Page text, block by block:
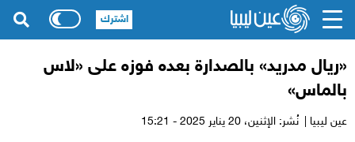
«ريال مدريد» بالصدارة بعده فوزه على «لاس
بالماس»
عين ليبيا | نُشر: الإثنين،
اشترك